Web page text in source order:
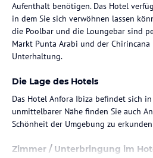
Aufenthalt benötigen. Das Hotel
in dem Sie sich verwöhnen lassen
die Poolbar und die Loungebar sind
Markt Punta Arabi und der
Unterhaltung.
Die Lage des Hotels
Das Hotel Anfora Ibiza befindet sich
unmittelbarer Nähe finden Sie auch
Schönheit der Umgebung zu
Zimmer / Unterbringung im